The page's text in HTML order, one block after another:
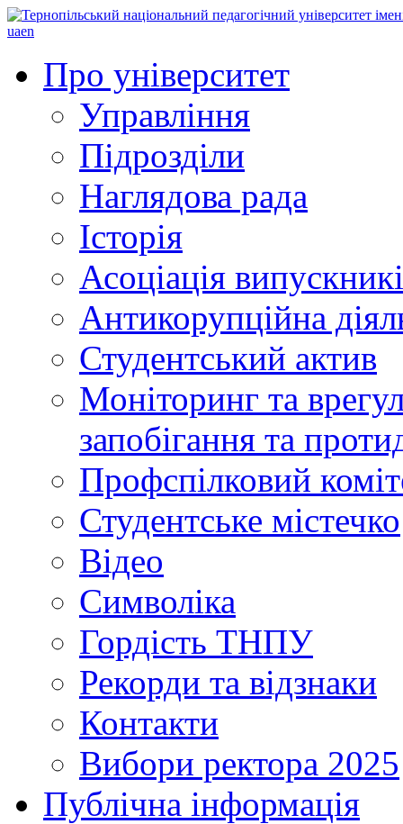
uaen
Про університет
Управління
Підрозділи
Наглядова рада
Історія
Асоціація
Антикорупційна
Студентський актив
Моніторинг та
запобігання та
Профспілковий
Студентське містечко
Відео
Символіка
Гордість ТНПУ
Рекорди та відзнаки
Контакти
Вибори ректора 2025
Публічна інформація